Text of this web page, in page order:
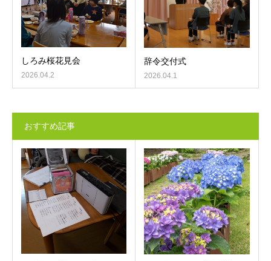
しろみ桜花見会
2026.04.2
辞令交付式
2026.04.1
おすすめ記事